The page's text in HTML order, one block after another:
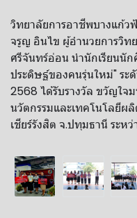
วิทยาลัยการอาชีพบางแก้
จรูญ อินไข ผู้อำนวยการวิ
ศรีจันทร์อ่อน นำนักเรียนนัก
ประดิษฐ์ของคนรุ่นใหม่" ระ
2568 ได้รับรางวัล ขวัญใจ
นวัตกรรมและเทคโนโลยี
เชียร์รังสิต จ.ปทุมธานี ระห